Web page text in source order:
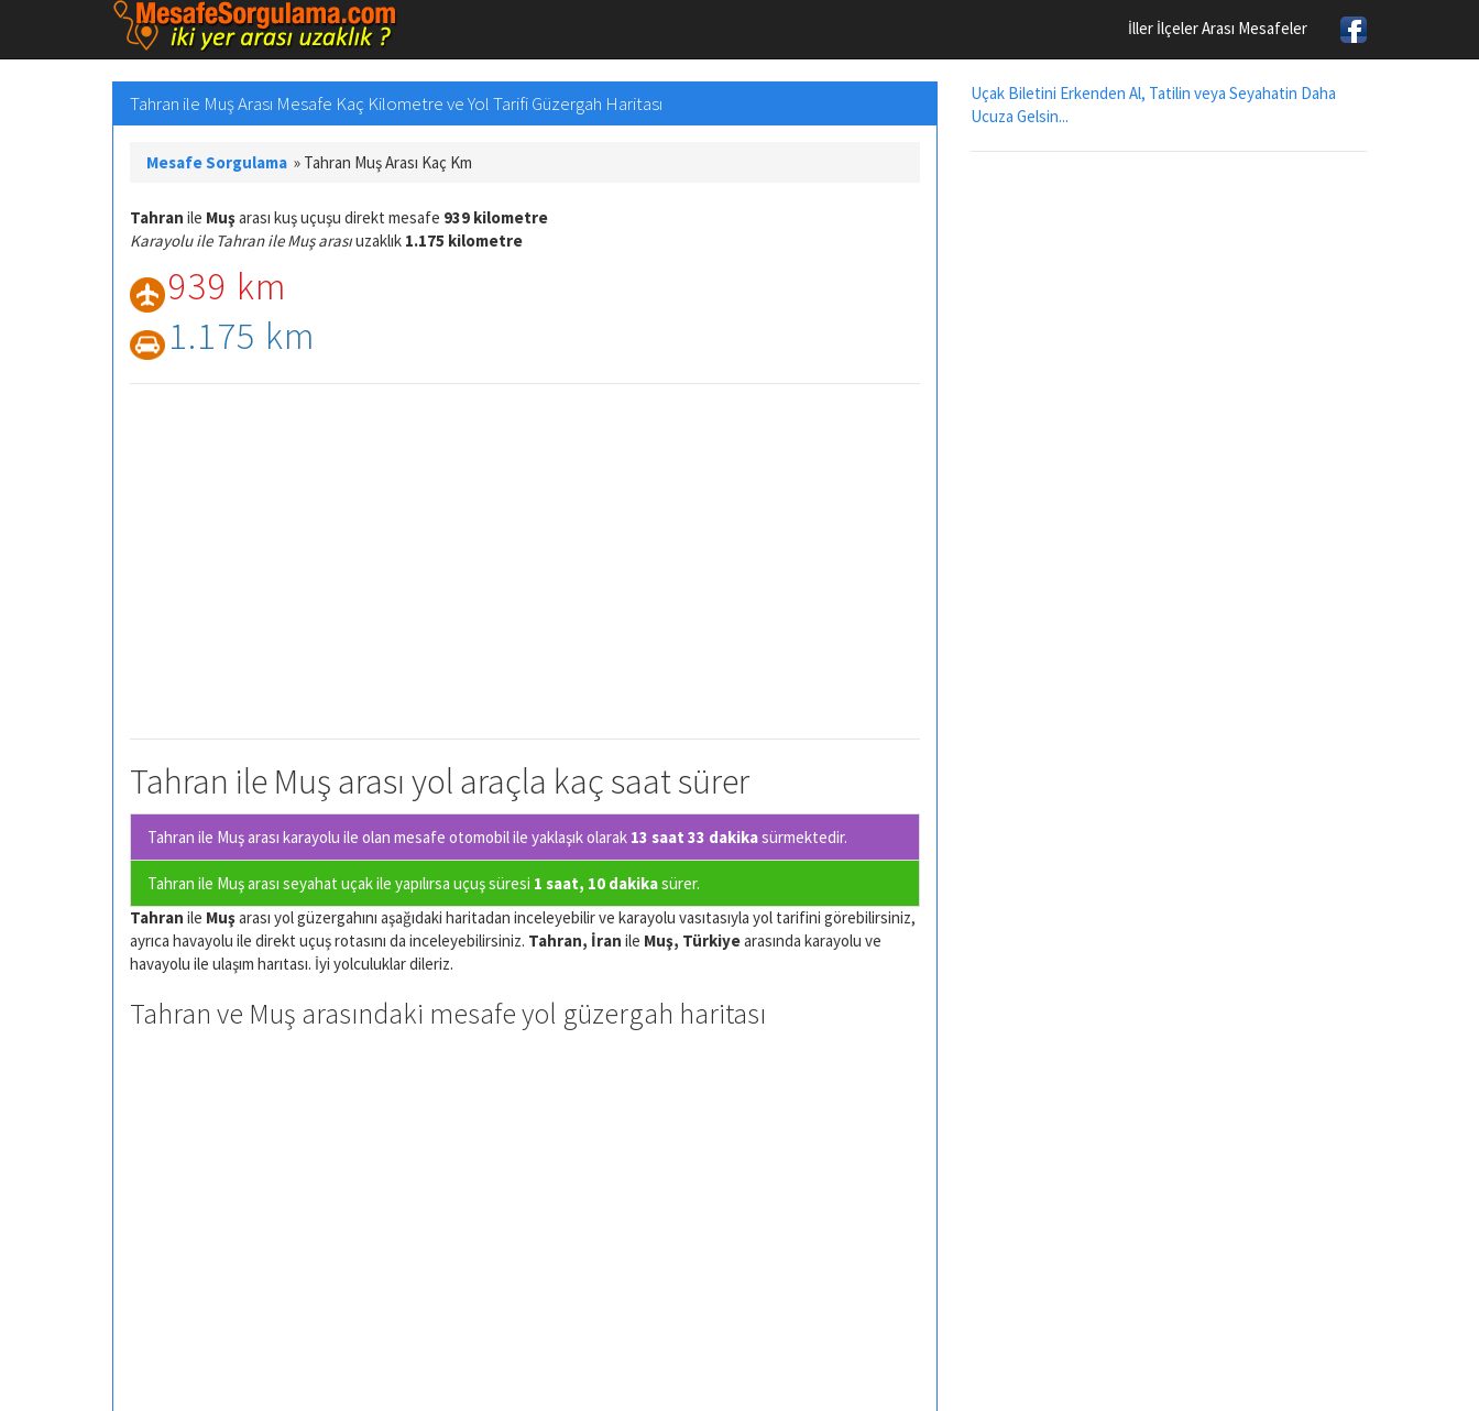
İller İlçeler Arası Mesafeler
Tahran ile Muş Arası Mesafe Kaç Kilometre ve Yol Tarifi Güzergah Haritası
Mesafe Sorgulama » Tahran Muş Arası Kaç Km
Tahran ile Muşarası kuş uçuşu direkt mesafe 939 kilometre
Karayolu ile Tahran ile Muş arasıuzaklık 1.175 kilometre
939 km
1.175 km
Tahran ile Muş arası yol araçla kaç saat sürer
Tahran ile Muş arası karayolu ile olan mesafe otomobil ile yaklaşık olarak 13 saat 33 dakikasürmektedir.
Tahran ile Muş arası seyahat uçak ile yapılırsa uçuş süresi 1 saat, 10 dakikasürer.
Tahran ile Muşarası yol güzergahını aşağıdaki haritadan inceleyebilir ve karayolu vasıtasıyla yol tarifini görebilirsiniz,
ayrıca havayolu ile direkt uçuş rotasını da inceleyebilirsiniz. Tahran, İran ile Muş, Türkiyearasında karayolu ve
havayolu ile ulaşım harıtası. İyi yolculuklar dileriz.
Tahran ve Muş arasındaki mesafe yol güzergah haritası
Uçak Biletini Erkenden Al, Tatilin veya Seyahatin Daha
Ucuza Gelsin...